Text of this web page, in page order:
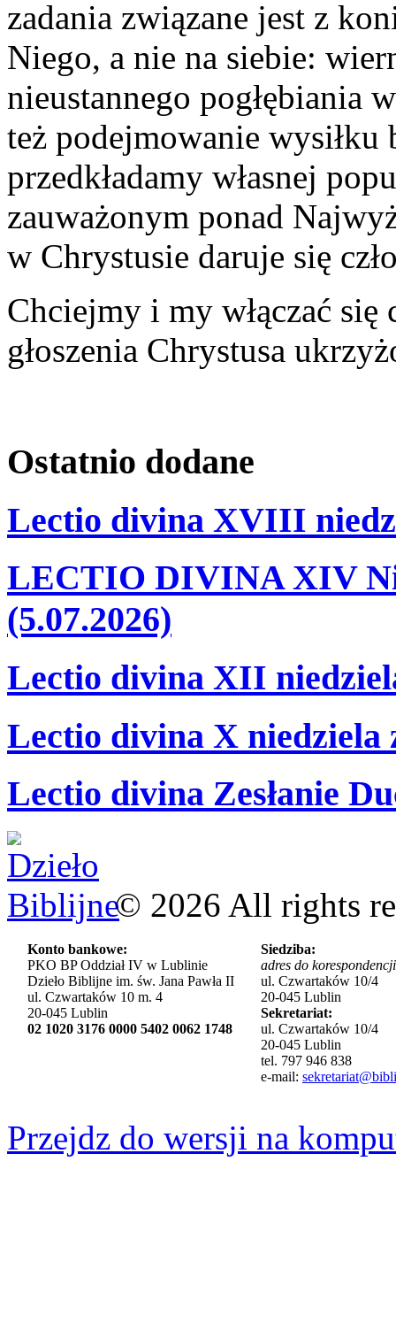
zadania związane jest z
Niego, a nie na siebie:
nieustannego pogłębiania
też podejmowanie wysiłku
przedkładamy własnej
zauważonym ponad
w Chrystusie daruje się
Chciejmy i my włączać się
głoszenia Chrystusa
Ostatnio dodane
Lectio divina XVIII
LECTIO DIVINA XIV
(5.07.2026)
Lectio divina XII
Lectio divina X niedziela
Lectio divina Zesłanie
© 2026 All rights
Konto bankowe:
PKO BP Oddział IV w Lublinie
Dzieło Biblijne im. św. Jana Pawła II
ul. Czwartaków 10 m. 4
20-045 Lublin
02 1020 3176 0000 5402 0062 1748
Siedziba:
adres do
ul. Czwartaków 10/4
20-045 Lublin
Sekretariat:
ul. Czwartaków 10/4
20-045 Lublin
tel. 797 946 838
e-mail:
Przejdz do wersji na